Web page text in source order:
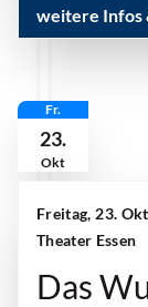
weitere Infos
Fr.
23.
Okt
Freitag, 23.
Theater Essen
Das